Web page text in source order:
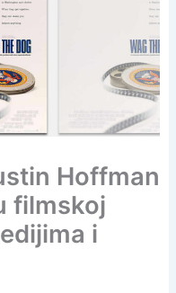
Hoffman
filmskoj
i